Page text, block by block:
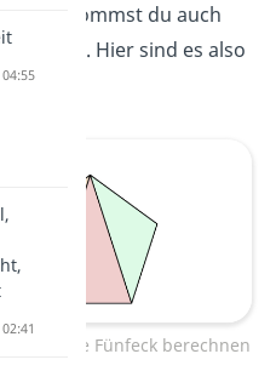
bekommst du auch
mehr. Hier sind es also
Fünfeck berechnen